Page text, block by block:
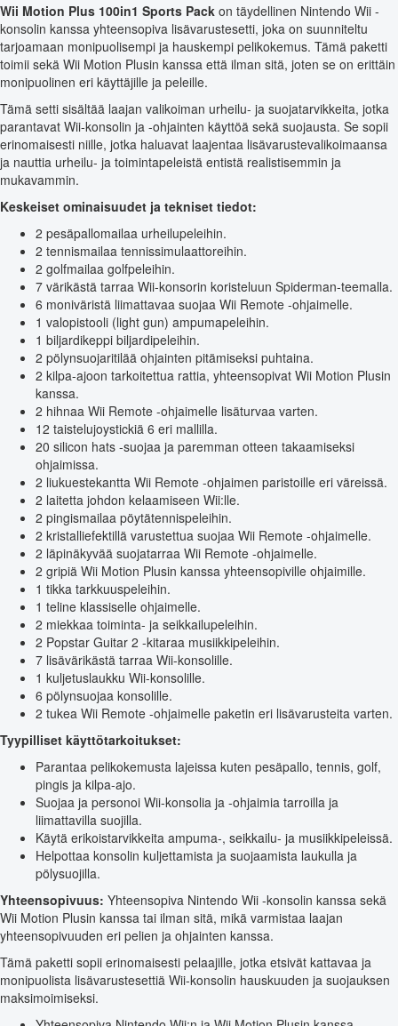
Wii Motion Plus 100in1 Sports Pack on täydellinen Nintendo Wii -
konsolin kanssa yhteensopiva lisävarustesetti, joka on suunniteltu
tarjoamaan monipuolisempi ja hauskempi pelikokemus. Tämä paketti
toimii sekä Wii Motion Plusin kanssa että ilman sitä, joten se on erittäin
monipuolinen eri käyttäjille ja peleille.
Tämä setti sisältää laajan valikoiman urheilu- ja suojatarvikkeita, jotka
parantavat Wii-konsolin ja -ohjainten käyttöä sekä suojausta. Se sopii
erinomaisesti niille, jotka haluavat laajentaa lisävarustevalikoimaansa
ja nauttia urheilu- ja toimintapeleistä entistä realistisemmin ja
mukavammin.
Keskeiset ominaisuudet ja tekniset tiedot:
2 pesäpallomailaa urheilupeleihin.
2 tennismailaa tennissimulaattoreihin.
2 golfmailaa golfpeleihin.
7 värikästä tarraa Wii-konsorin koristeluun Spiderman-teemalla.
6 moniväristä liimattavaa suojaa Wii Remote -ohjaimelle.
1 valopistooli (light gun) ampumapeleihin.
1 biljardikeppi biljardipeleihin.
2 pölynsuojaritilää ohjainten pitämiseksi puhtaina.
2 kilpa-ajoon tarkoitettua rattia, yhteensopivat Wii Motion Plusin
kanssa.
2 hihnaa Wii Remote -ohjaimelle lisäturvaa varten.
12 taistelujoystickiä 6 eri mallilla.
20 silicon hats -suojaa ja paremman otteen takaamiseksi
ohjaimissa.
2 liukuestekantta Wii Remote -ohjaimen paristoille eri väreissä.
2 laitetta johdon kelaamiseen Wii:lle.
2 pingismailaa pöytätennispeleihin.
2 kristalliefektillä varustettua suojaa Wii Remote -ohjaimelle.
2 läpinäkyvää suojatarraa Wii Remote -ohjaimelle.
2 gripiä Wii Motion Plusin kanssa yhteensopiville ohjaimille.
1 tikka tarkkuuspeleihin.
1 teline klassiselle ohjaimelle.
2 miekkaa toiminta- ja seikkailupeleihin.
2 Popstar Guitar 2 -kitaraa musiikkipeleihin.
7 lisävärikästä tarraa Wii-konsolille.
1 kuljetuslaukku Wii-konsolille.
6 pölynsuojaa konsolille.
2 tukea Wii Remote -ohjaimelle paketin eri lisävarusteita varten.
Tyypilliset käyttötarkoitukset:
Parantaa pelikokemusta lajeissa kuten pesäpallo, tennis, golf,
pingis ja kilpa-ajo.
Suojaa ja personoi Wii-konsolia ja -ohjaimia tarroilla ja
liimattavilla suojilla.
Käytä erikoistarvikkeita ampuma-, seikkailu- ja musiikkipeleissä.
Helpottaa konsolin kuljettamista ja suojaamista laukulla ja
pölysuojilla.
Yhteensopivuus: Yhteensopiva Nintendo Wii -konsolin kanssa sekä
Wii Motion Plusin kanssa tai ilman sitä, mikä varmistaa laajan
yhteensopivuuden eri pelien ja ohjainten kanssa.
Tämä paketti sopii erinomaisesti pelaajille, jotka etsivät kattavaa ja
monipuolista lisävarustesettiä Wii-konsolin hauskuuden ja suojauksen
maksimoimiseksi.